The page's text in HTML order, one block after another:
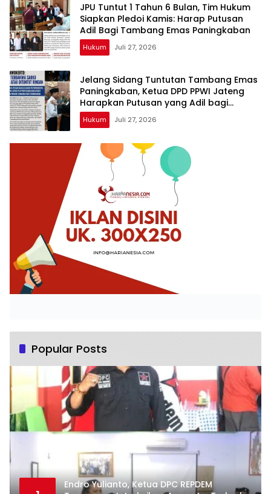
JPU Tuntut 1 Tahun 6 Bulan, Tim Hukum
Siapkan Pledoi Kamis: Harap Putusan
Adil Bagi Tambang Emas Paningkaban
Hukum Juli 27, 2026
Jelang Sidang Tuntutan Tambang Emas
Paningkaban, Ketua DPD PPWI Jateng
Harapkan Putusan yang Adil bagi
Terdakwa Sarko
Hukum Juli 27, 2026